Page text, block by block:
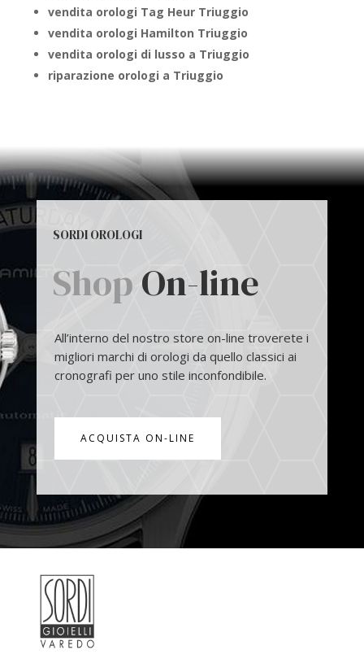
vendita orologi Tag Heur Triuggio
vendita orologi Hamilton Triuggio
vendita orologi di lusso a Triuggio
riparazione orologi a Triuggio
SORDI OROLOGI
ShopOn-line
All’interno del nostro store on-line troverete i
migliori marchi di orologi da quello classici ai
cronografi per uno stile inconfondibile.
ACQUISTA ON-LINE